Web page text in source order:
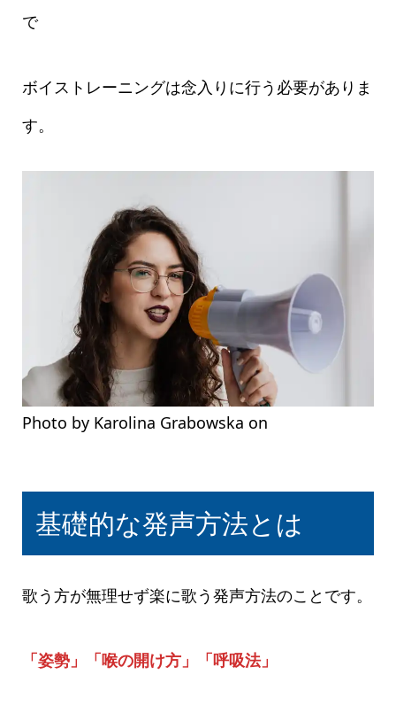
で
ボイストレーニングは念入りに行う必要がありま
す。
Photo by Karolina Grabowska on
基礎的な発声方法とは
歌う方が無理せず楽に歌う発声方法のことです。
「姿勢」「喉の開け方」「呼吸法」